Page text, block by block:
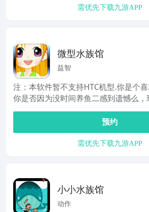
需优先下载九游APP
微型水族馆
益智
注：本软件暂不支持HTC机型.你是个喜
你是否因为没时间养鱼二感到遗憾么，
预约
需优先下载九游APP
小小水族馆
动作